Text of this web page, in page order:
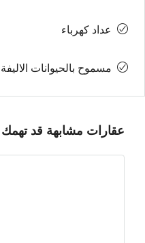
عداد كهرباء
مسموح بالحيوانات الاليفة
عقارات مشابهة قد تهمك